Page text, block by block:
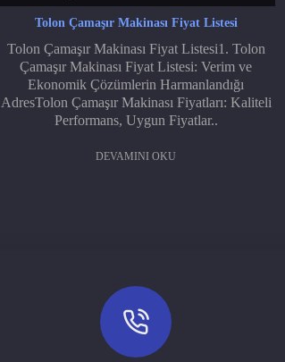
Tolon Çamaşır Makinası Fiyat Listesi
Tolon Çamaşır Makinası Fiyat Listesi1. Tolon
Çamaşır Makinası Fiyat Listesi: Verim ve
Ekonomik Çözümlerin Harmanlandığı
AdresTolon Çamaşır Makinası Fiyatları: Kaliteli
Performans, Uygun Fiyatlar..
DEVAMINI OKU